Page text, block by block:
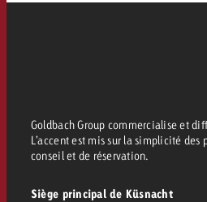
Goldbach Group commercialise et
L’accent est mis sur la simplicité des
conseil et de réservation.
Siège principal de Küsnacht